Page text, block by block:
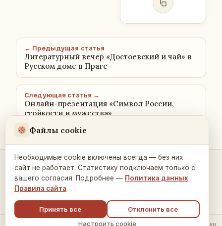
← Предыдущая статья
Литературный вечер «Достоевский и чай» в
Русском доме в Праге
Следующая статья →
Онлайн-презентация «Символ России,
стойкости и мужества»
Контакты и связь →
© 2026 Русский Дом в Праге ·Политика обработки данных Настройки
Файлы cookie
Необходимые cookie включены всегда — без них
сайт не работает. Статистику подключаем только с
вашего согласия. Подробнее — Политика данных ·
Правила сайта.
Принять все
Отклонить все
Настроить cookie